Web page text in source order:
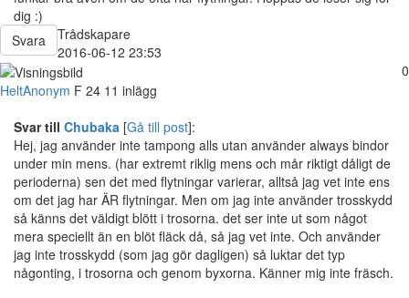
dig :)
Svara
Trådskapare
2016-06-12 23:53
0
HeltAnonym F 24 11 inlägg
Svar till Chubaka [Gå till post]:
Hej, jag använder inte tampong alls utan använder always bindor
under min mens. (har extremt riklig mens och mår riktigt dåligt de
perioderna) sen det med flytningar varierar, alltså jag vet inte ens
om det jag har ÄR flytningar. Men om jag inte använder trosskydd
så känns det väldigt blött i trosorna. det ser inte ut som något
mera speciellt än en blöt fläck då, så jag vet inte. Och använder
jag inte trosskydd (som jag gör dagligen) så luktar det typ
någonting, i trosorna och genom byxorna. Känner mig inte fräsch.